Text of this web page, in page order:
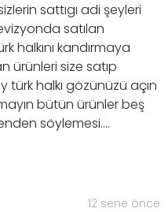
sattıgı adi şeyleri
satılan
halkını kandırmaya
ürünleri size satıp
türk halkı gözünüzü açın
bütün ürünler beş
söylemesi….
12 sene önce